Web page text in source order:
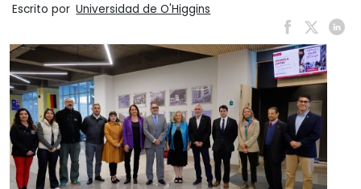
Escrito por Universidad de O'Higgins